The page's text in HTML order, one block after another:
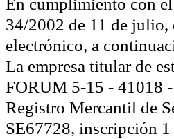
34/2002 de 11 de
electrónico, a
La empresa titular de
FORUM 5-15 - 41018
Registro Mercantil de
SE67728, inscripción